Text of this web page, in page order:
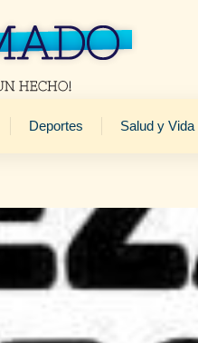
Deportes Salud y Vida